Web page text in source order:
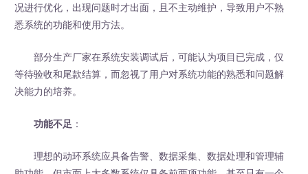
况进行优化，出现问题时才出面，且不主动维护，导致用户不熟
悉系统的功能和使用方法。
部分生产厂家在系统安装调试后，可能认为项目已完成，仅
等待验收和尾款结算，而忽视了用户对系统功能的熟悉和问题解
决能力的培养。
功能不足 ：
理想的动环系统应具备告警、数据采集、数据处理和管理辅